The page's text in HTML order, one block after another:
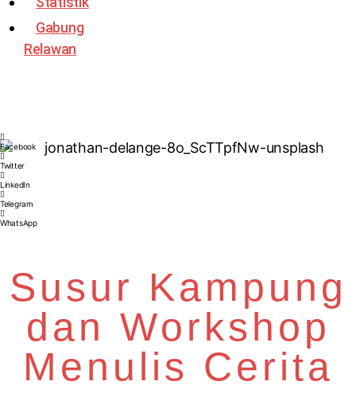
Gabung
Relawan
Facebook
Twitter
LinkedIn
Telegram
WhatsApp
Susur Kampung
dan Workshop
Menulis Cerita